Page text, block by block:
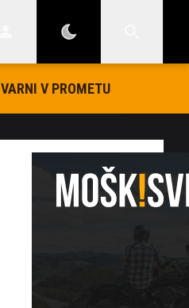
VARNI V PROMETU